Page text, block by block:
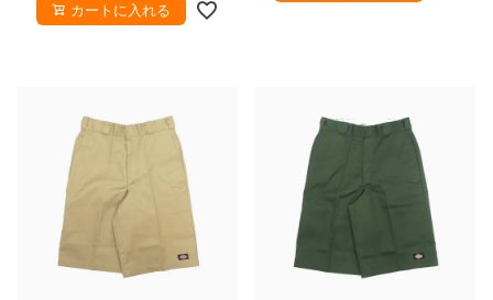
カートに入れる